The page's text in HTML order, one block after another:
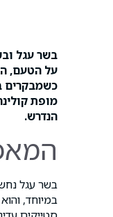
בשר עגל
על הטעם,
כשמבקרים
מופת
הנדרש.
בשר עגל
במיוחד,